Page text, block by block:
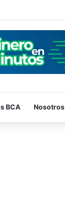
BCA Nosotros